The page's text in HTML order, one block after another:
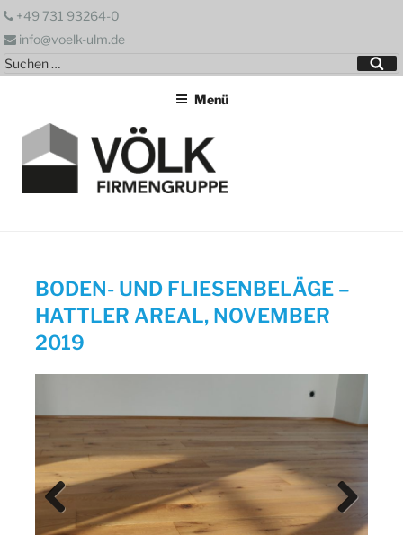
Zum
springen
+49 731 93264-0
info@voelk-ulm.de
Suchen
nach:
Menü
BODEN- UND FLIESENBELÄGE –
HATTLER AREAL, NOVEMBER
2019
Previ